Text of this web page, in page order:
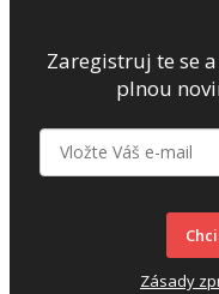
Zaregistruj te se
plnou
Zásady